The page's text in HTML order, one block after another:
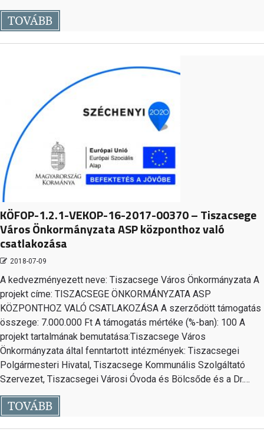
TOVÁBB
KÖFOP-1.2.1-VEKOP-16-2017-00370 – Tiszacsege
Város Önkormányzata ASP központhoz való
csatlakozása
2018-07-09
A kedvezményezett neve: Tiszacsege Város Önkormányzata A
projekt címe: TISZACSEGE ÖNKORMÁNYZATA ASP
KÖZPONTHOZ VALÓ CSATLAKOZÁSA A szerződött támogatás
összege: 7.000.000 Ft A támogatás mértéke (%-ban): 100 A
projekt tartalmának bemutatása:Tiszacsege Város
Önkormányzata által fenntartott intézmények: Tiszacsegei
Polgármesteri Hivatal, Tiszacsege Kommunális Szolgáltató
Szervezet, Tiszacsegei Városi Óvoda és Bölcsőde és a Dr.…
TOVÁBB